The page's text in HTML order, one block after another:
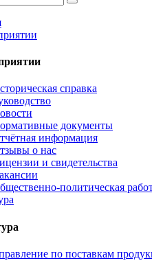
справка
документы
информация
о нас
и свидетельства
политическая
по поставкам